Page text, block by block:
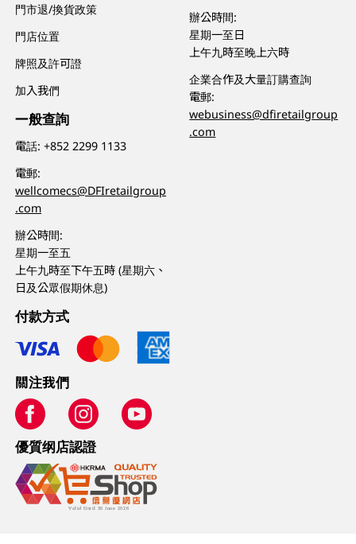
門市退/換貨政策
門店位置
牌照及許可證
加入我們
一般查詢
電話:+852 2299 1133
電郵:
wellcomecs@DFIretailgroup
.com
辦公時間:
星期一至五
上午九時至下午五時 (星期六、
日及公眾假期休息)
辦公時間:
星期一至日
上午九時至晚上六時
企業合作及大量訂購查詢
電郵:
webusiness@dfiretailgroup
.com
付款方式
關注我們
優質纲店認證